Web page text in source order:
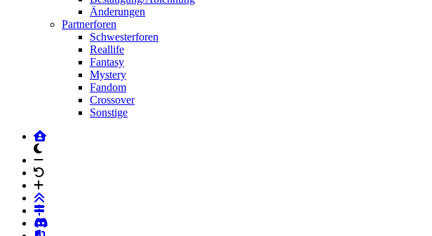
Änderungen
Partnerforen
Schwesterforen
Reallife
Fantasy
Mystery
Fandom
Crossover
Sonstige
Schrift verkleinern
Schrift vergrössern